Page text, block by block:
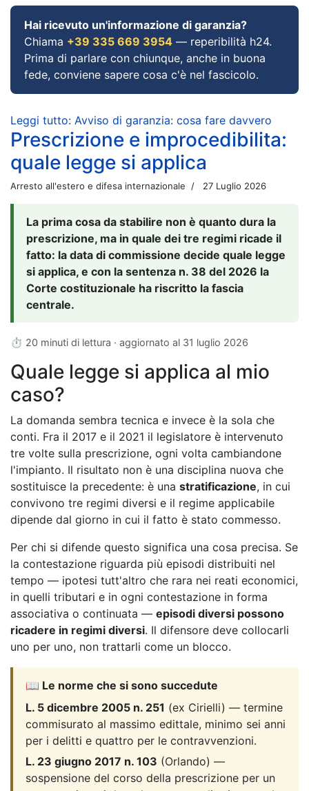
Hai ricevuto un'informazione di garanzia?
Chiama +39 335 669 3954 — reperibilità h24.
Prima di parlare con chiunque, anche in buona
fede, conviene sapere cosa c'è nel fascicolo.
Leggi tutto: Avviso di garanzia: cosa fare davvero
Prescrizione e improcedibilita:
quale legge si applica
Arresto all'estero e difesa internazionale 27 Luglio 2026
La prima cosa da stabilire non è quanto dura la
prescrizione, ma in quale dei tre regimi ricade il
fatto: la data di commissione decide quale legge
si applica, e con la sentenza n. 38 del 2026 la
Corte costituzionale ha riscritto la fascia
centrale.
⏱ 20 minuti di lettura · aggiornato al 31 luglio 2026
Quale legge si applica al mio
caso?
La domanda sembra tecnica e invece è la sola che
conti. Fra il 2017 e il 2021 il legislatore è intervenuto
tre volte sulla prescrizione, ogni volta cambiandone
l'impianto. Il risultato non è una disciplina nuova che
sostituisce la precedente: è una stratificazione, in cui
convivono tre regimi diversi e il regime applicabile
dipende dal giorno in cui il fatto è stato commesso.
Per chi si difende questo significa una cosa precisa. Se
la contestazione riguarda più episodi distribuiti nel
tempo — ipotesi tutt'altro che rara nei reati economici,
in quelli tributari e in ogni contestazione in forma
associativa o continuata — episodi diversi possono
ricadere in regimi diversi. Il difensore deve collocarli
uno per uno, non trattarli come un blocco.
📖 Le norme che si sono succedute
L. 5 dicembre 2005 n. 251 (ex Cirielli) — termine
commisurato al massimo edittale, minimo sei anni
per i delitti e quattro per le contravvenzioni.
L. 23 giugno 2017 n. 103 (Orlando) —
sospensione del corso della prescrizione per un